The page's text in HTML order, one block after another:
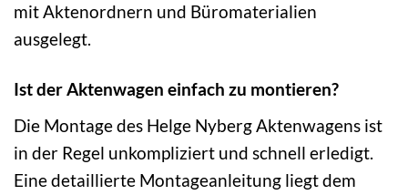
mit Aktenordnern und Büromaterialien
ausgelegt.
Ist der Aktenwagen einfach zu montieren?
Die Montage des Helge Nyberg Aktenwagens ist
in der Regel unkompliziert und schnell erledigt.
Eine detaillierte Montageanleitung liegt dem